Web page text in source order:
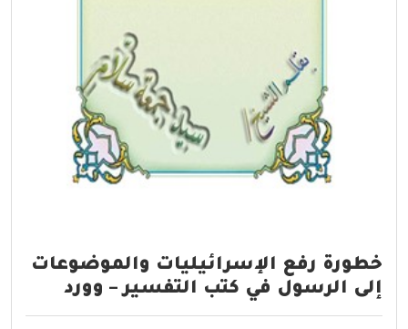
خطورة رفع الإسرائيليات والموضوعات
إلى الرسول في كتب التفسير – وورد